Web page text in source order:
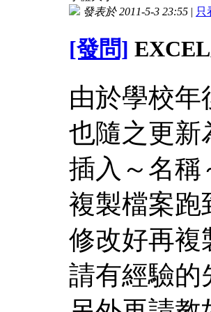
發表於 2011-5-3 23:55 | 只
[發問]
由於學校年
也隨之更新
插入～名稱
複製檔案跑
修改好再複
請有經驗的